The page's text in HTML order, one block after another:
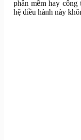
phần mềm hay
hệ điều hành này